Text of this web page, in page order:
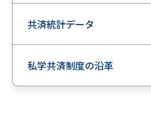
共済統計データ
私学共済制度の沿革